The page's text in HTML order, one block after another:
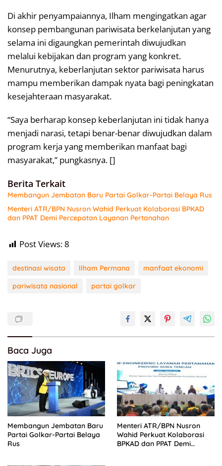
Di akhir penyampaiannya, Ilham mengingatkan agar
konsep pembangunan pariwisata berkelanjutan yang
selama ini digaungkan pemerintah diwujudkan
melalui kebijakan dan program yang konkret.
Menurutnya, keberlanjutan sektor pariwisata harus
mampu memberikan dampak nyata bagi peningkatan
kesejahteraan masyarakat.
“Saya berharap konsep keberlanjutan ini tidak hanya
menjadi narasi, tetapi benar-benar diwujudkan dalam
program kerja yang memberikan manfaat bagi
masyarakat,” pungkasnya. []
Berita Terkait
Membangun Jembatan Baru Partai Golkar-Partai Belaya Rus
Menteri ATR/BPN Nusron Wahid Perkuat Kolaborasi BPKAD
dan PPAT Demi Percepatan Layanan Pertanahan
Post Views:8
destinasi wisata Ilham Permana
manfaat ekonomi
pariwisata nasional
partai golkar
Baca Juga
Membangun Jembatan Baru
Partai Golkar-Partai Belaya
Rus
Menteri ATR/BPN Nusron
Wahid Perkuat Kolaborasi
BPKAD dan PPAT Demi